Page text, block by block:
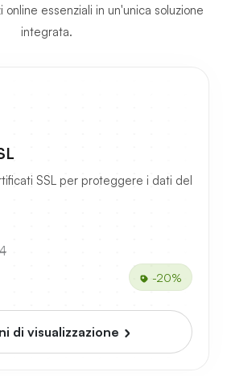
essenziali in un'unica soluzione
integrata.
SSL per proteggere i dati del
-20%
di visualizzazione